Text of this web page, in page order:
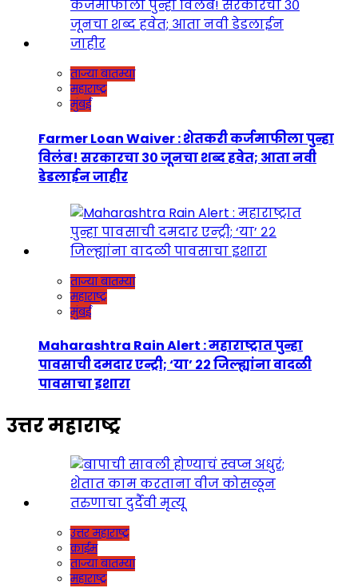
ताज्या बातम्या
महाराष्ट्र
मुंबई
Farmer Loan Waiver : शेतकरी कर्जमाफीला पुन्हा
विलंब! सरकारचा ३० जूनचा शब्द हवेत; आता नवी
डेडलाईन जाहीर
ताज्या बातम्या
महाराष्ट्र
मुंबई
Maharashtra Rain Alert : महाराष्ट्रात पुन्हा
पावसाची दमदार एन्ट्री; ‘या’ २२ जिल्ह्यांना वादळी
पावसाचा इशारा
उत्तर महाराष्ट्र
उत्तर महाराष्ट्र
क्राईम
ताज्या बातम्या
महाराष्ट्र